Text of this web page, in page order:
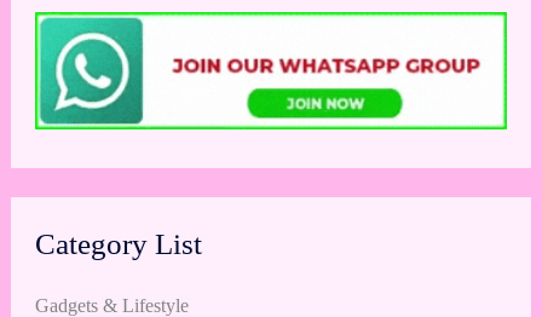
Category List
Gadgets & Lifestyle